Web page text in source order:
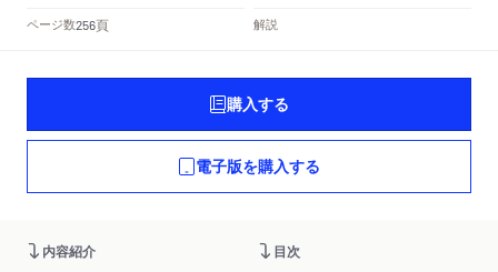
ページ数256頁 解説
購入する
電子版を購入する
内容紹介 目次